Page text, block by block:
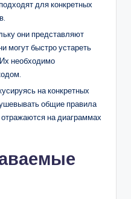
для конкретных
они представляют
могут быстро устареть
необходимо
на конкретных
общие правила
на диаграммах